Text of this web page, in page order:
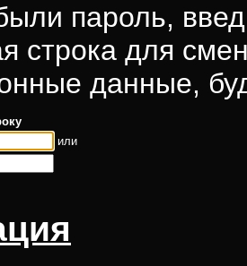
пароль,
строка для
данные,
или